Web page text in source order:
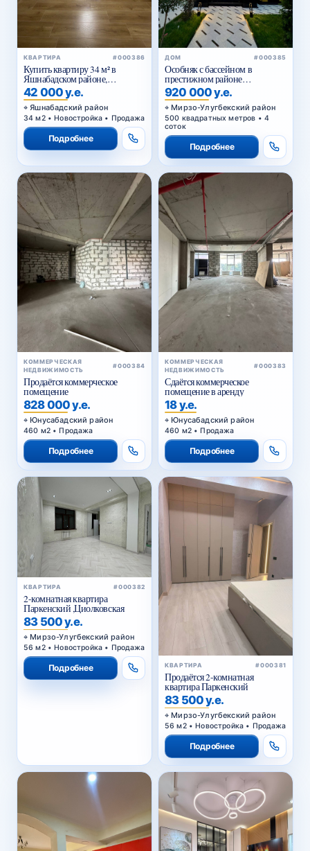
КВАРТИРА #000386
Купить квартиру 34 м² в
Яшнабадском районе,
Асалобод-2 — кирпичный дом,
подходит под офис
42 000 у.е.
Яшнабадский район
34 м2 • Новостройка • Продажа
Подробнее
ДОМ #000385
Особняк с бассейном в
престижном районе
Циолковского — для
комфортной и статусной
жизни
920 000 у.е.
Мирзо-Улугбекский район
500 квадратных метров • 4
соток
Подробнее
КОММЕРЧЕСКАЯ
НЕДВИЖИМОСТЬ
#000384
Продаётся коммерческое
помещение
828 000 у.е.
Юнусабадский район
460 м2 • Продажа
Подробнее
КОММЕРЧЕСКАЯ
НЕДВИЖИМОСТЬ
#000383
Сдаётся коммерческое
помещение в аренду
18 у.е.
Юнусабадский район
460 м2 • Продажа
Подробнее
КВАРТИРА #000382
2-комнатная квартира
Паркенский ,Циолковская
83 500 у.е.
Мирзо-Улугбекский район
56 м2 • Новостройка • Продажа
Подробнее КВАРТИРА #000381
Продаётся 2-комнатная
квартира Паркенский
83 500 у.е.
Мирзо-Улугбекский район
56 м2 • Новостройка • Продажа
Подробнее